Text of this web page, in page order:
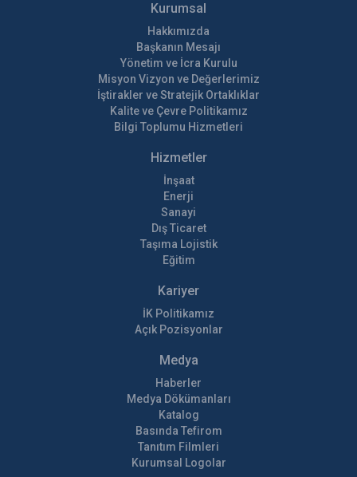
Kurumsal
Hakkımızda
Başkanın Mesajı
Yönetim ve İcra Kurulu
Misyon Vizyon ve Değerlerimiz
İştirakler ve Stratejik Ortaklıklar
Kalite ve Çevre Politikamız
Bilgi Toplumu Hizmetleri
Hizmetler
İnşaat
Enerji
Sanayi
Dış Ticaret
Taşıma Lojistik
Eğitim
Kariyer
İK Politikamız
Açık Pozisyonlar
Medya
Haberler
Medya Dökümanları
Katalog
Basında Tefirom
Tanıtım Filmleri
Kurumsal Logolar